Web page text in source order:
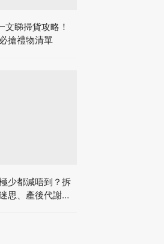
文睇掃貨攻略！
搶禮物清單
少都減唔到？拆
思、產後代謝、